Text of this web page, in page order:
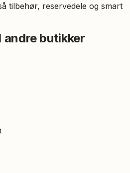
tilbehør, reservedele og smart
andre butikker